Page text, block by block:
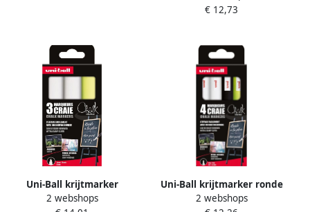
stuks assorti
€ 12,73
Uni-Ball krijtmarker
beitelvormige punt 8 mm
2 webshops
Uni-Ball krijtmarker ronde
punt van 0 9-1 3 mm etui
2 webshops